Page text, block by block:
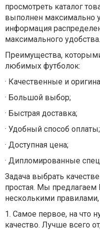
просмотреть каталог
выполнен максимально
информация
максимального удобства.
Преимущества,
любимых футболок:
· Качественные и
· Большой выбор;
· Быстрая доставка;
· Удобный способ оплаты;
· Доступная цена;
· Дипломированные
Задача выбрать
простая. Мы предлагаем
несколькими
1. Самое первое, на что
качество. Лучше всего